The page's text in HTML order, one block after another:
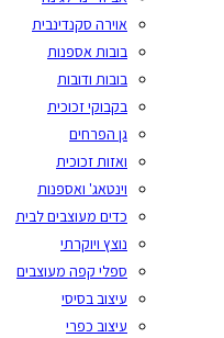
אוירה סקנדינבית
בובות אספנות
בובות ודובות
בקבוקי זכוכית
גן הפרחים
ואזות זכוכית
וינטאג' ואספנות
כדים מעוצבים לבית
נוצץ ויוקרתי
ספלי קפה מעוצבים
עיצוב בסיסי
עיצוב כפרי